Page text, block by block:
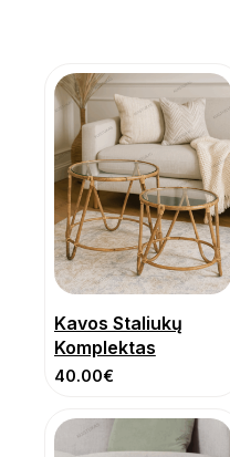
Kavos Staliukų
Komplektas
40.00€